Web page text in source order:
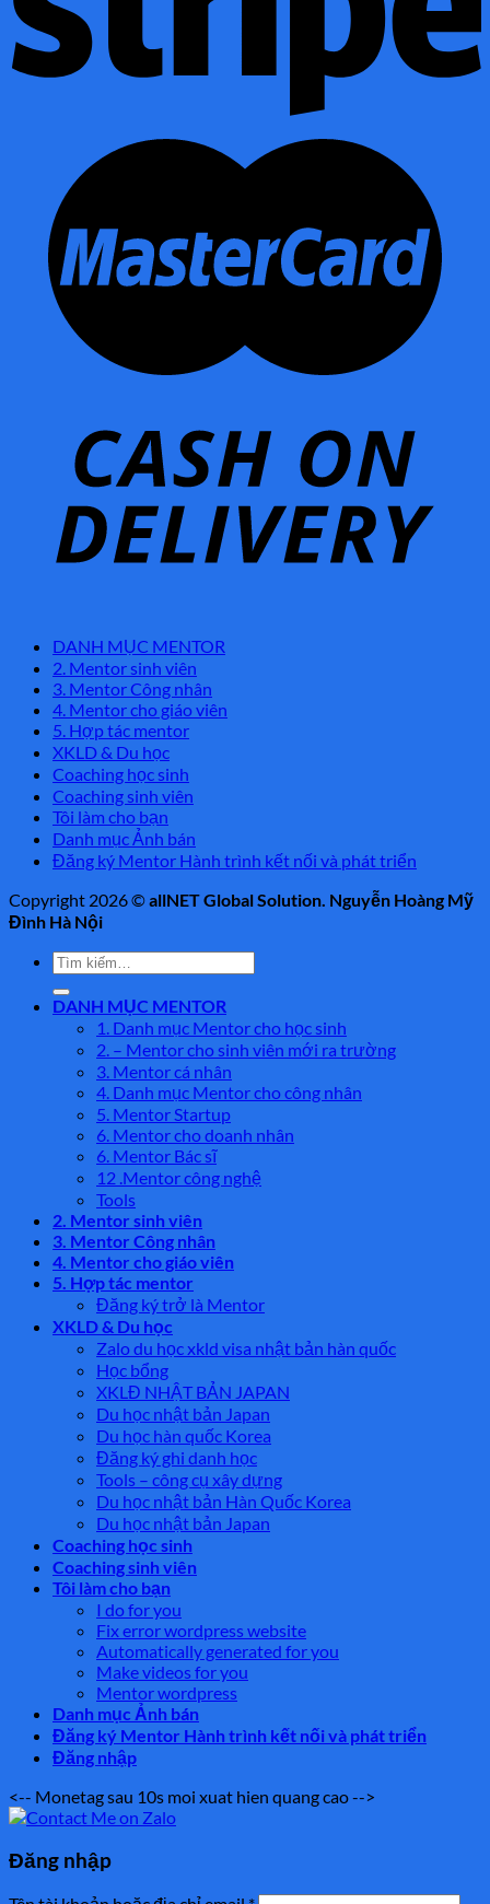
DANH MỤC MENTOR
2. Mentor sinh viên
3. Mentor Công nhân
4. Mentor cho giáo viên
5. Hợp tác mentor
XKLD & Du học
Coaching học sinh
Coaching sinh viên
Tôi làm cho bạn
Danh mục Ảnh bán
Đăng ký Mentor Hành trình kết nối và phát triển
Copyright 2026 ©allNET Global Solution. Nguyễn Hoàng Mỹ
Đình Hà Nội
Tìm
kiếm:
DANH MỤC MENTOR
1. Danh mục Mentor cho học sinh
2. – Mentor cho sinh viên mới ra trường
3. Mentor cá nhân
4. Danh mục Mentor cho công nhân
5. Mentor Startup
6. Mentor cho doanh nhân
6. Mentor Bác sĩ
12 .Mentor công nghệ
Tools
2. Mentor sinh viên
3. Mentor Công nhân
4. Mentor cho giáo viên
5. Hợp tác mentor
Đăng ký trở là Mentor
XKLD & Du học
Zalo du học xkld visa nhật bản hàn quốc
Học bổng
XKLĐ NHẬT BẢN JAPAN
Du học nhật bản Japan
Du học hàn quốc Korea
Đăng ký ghi danh học
Tools – công cụ xây dựng
Du học nhật bản Hàn Quốc Korea
Du học nhật bản Japan
Coaching học sinh
Coaching sinh viên
Tôi làm cho bạn
I do for you
Fix error wordpress website
Automatically generated for you
Make videos for you
Mentor wordpress
Danh mục Ảnh bán
Đăng ký Mentor Hành trình kết nối và phát triển
Đăng nhập
<-- Monetag sau 10s moi xuat hien quang cao -->
Đăng nhập